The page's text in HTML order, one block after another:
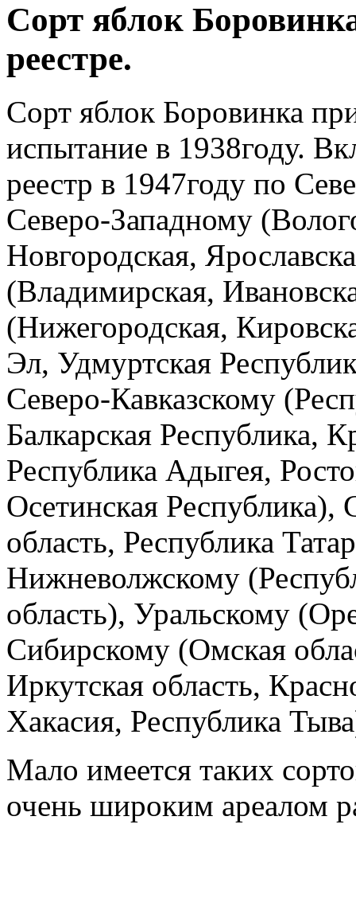
Сорт яблок
реестре.
Сорт яблок Боровинка
испытание в 1938году.
реестр в 1947году по
Северо-Западному
Новгородская,
(Владимирская,
(Нижегородская,
Эл, Удмуртская
Северо-Кавказскому
Балкарская Республика,
Республика Адыгея,
Осетинская
область, Республика
Нижневолжскому
область), Уральскому
Сибирскому (Омская
Иркутская область,
Хакасия, Республика
Мало имеется таких
очень широким ареалом